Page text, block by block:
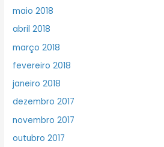
maio 2018
abril 2018
março 2018
fevereiro 2018
janeiro 2018
dezembro 2017
novembro 2017
outubro 2017